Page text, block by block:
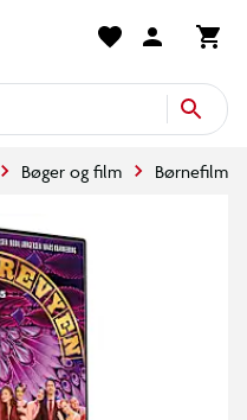
Bøger og film Børnefilm